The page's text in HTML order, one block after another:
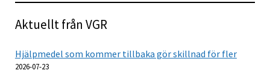
Aktuellt från VGR
Hjälpmedel som kommer tillbaka gör skillnad för fler
2026-07-23